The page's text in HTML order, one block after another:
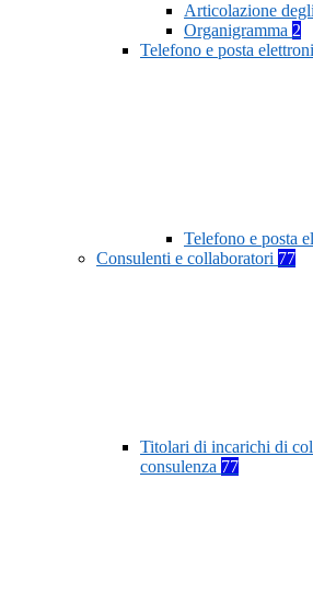
Articolazione
Organigramma 2
Telefono e posta
Telefono e posta
Consulenti e collaboratori 77
Titolari di incarichi di
consulenza 77